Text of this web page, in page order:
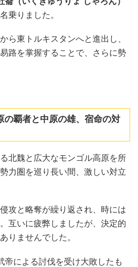
乗りました。
ら東トルキスタンへと進出し、
路を掌握することで、さらに勢
の覇者と中原の雄、宿命の対
北魏と広大なモンゴル高原を所
力圏を巡り長い間、激しい対立
攻と略奪が繰り返され、時には
互いに疲弊しましたが、決定的
りませんでした。
帝による討伐を受け大敗したも